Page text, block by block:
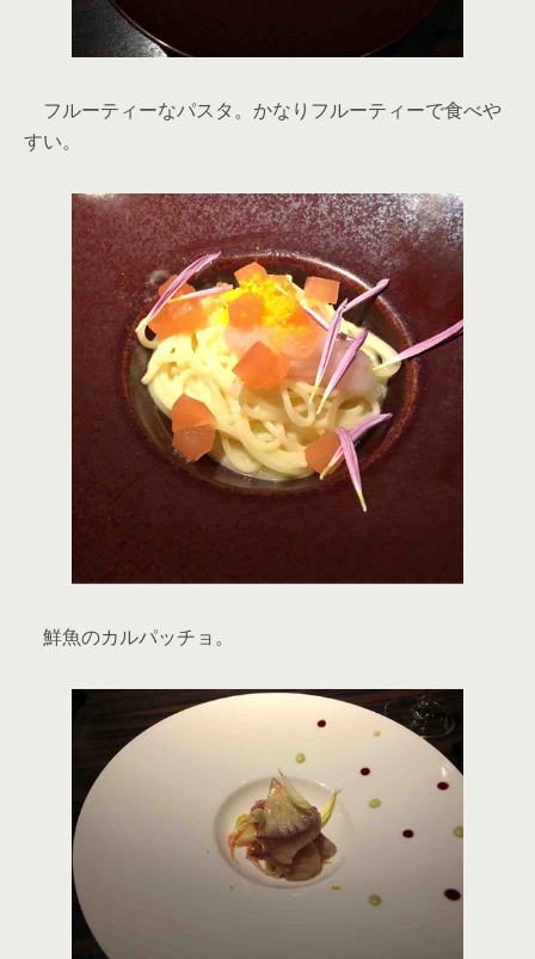
フルーティーなパスタ。かなりフルーティーで食べや
すい。
鮮魚のカルパッチョ。